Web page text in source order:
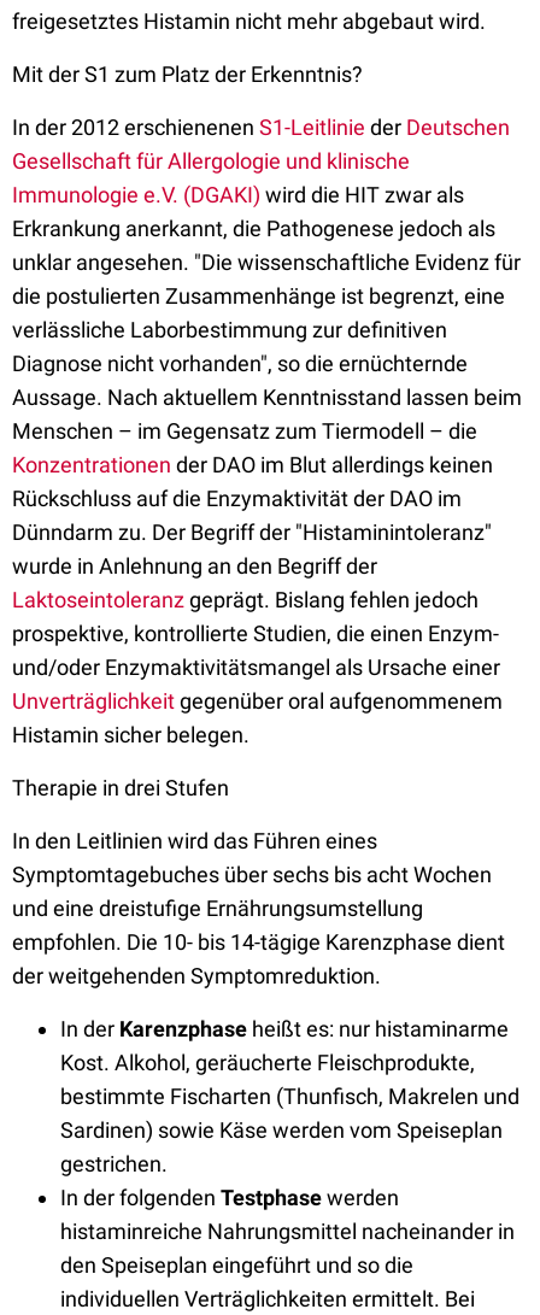
freigesetztes Histamin nicht mehr abgebaut wird.
Mit der S1 zum Platz der Erkenntnis?
In der 2012 erschienenen S1-Leitlinie der Deutschen
Gesellschaft für Allergologie und klinische
Immunologie e.V. (DGAKI) wird die HIT zwar als
Erkrankung anerkannt, die Pathogenese jedoch als
unklar angesehen. "Die wissenschaftliche Evidenz für
die postulierten Zusammenhänge ist begrenzt, eine
verlässliche Laborbestimmung zur definitiven
Diagnose nicht vorhanden", so die ernüchternde
Aussage. Nach aktuellem Kenntnisstand lassen beim
Menschen – im Gegensatz zum Tiermodell – die
Konzentrationen der DAO im Blut allerdings keinen
Rückschluss auf die Enzymaktivität der DAO im
Dünndarm zu. Der Begriff der "Histaminintoleranz"
wurde in Anlehnung an den Begriff der
Laktoseintoleranzgeprägt. Bislang fehlen jedoch
prospektive, kontrollierte Studien, die einen Enzym-
und/oder Enzymaktivitätsmangel als Ursache einer
Unverträglichkeitgegenüber oral aufgenommenem
Histamin sicher belegen.
Therapie in drei Stufen
In den Leitlinien wird das Führen eines
Symptomtagebuches über sechs bis acht Wochen
und eine dreistufige Ernährungsumstellung
empfohlen. Die 10- bis 14-tägige Karenzphase dient
der weitgehenden Symptomreduktion.
In der Karenzphase heißt es: nur histaminarme
Kost. Alkohol, geräucherte Fleischprodukte,
bestimmte Fischarten (Thunfisch, Makrelen und
Sardinen) sowie Käse werden vom Speiseplan
gestrichen.
In der folgenden Testphasewerden
histaminreiche Nahrungsmittel nacheinander in
den Speiseplan eingeführt und so die
individuellen Verträglichkeiten ermittelt. Bei